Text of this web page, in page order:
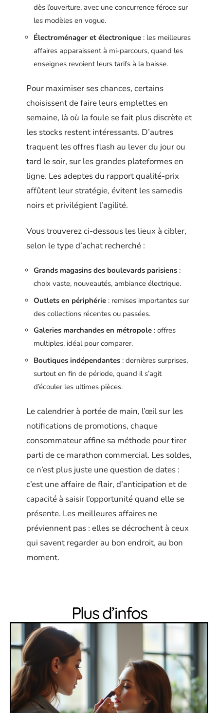
dès l’ouverture, avec une concurrence féroce sur
les modèles en vogue.
Électroménager et électronique : les meilleures
affaires apparaissent à mi-parcours, quand les
enseignes revoient leurs tarifs à la baisse.
Pour maximiser ses chances, certains
choisissent de faire leurs emplettes en
semaine, là où la foule se fait plus discrète et
les stocks restent intéressants. D’autres
traquent les offres flash au lever du jour ou
tard le soir, sur les grandes plateformes en
ligne. Les adeptes du rapport qualité-prix
affûtent leur stratégie, évitent les samedis
noirs et privilégient l’agilité.
Vous trouverez ci-dessous les lieux à cibler,
selon le type d’achat recherché :
Grands magasins des boulevards parisiens :
choix vaste, nouveautés, ambiance électrique.
Outlets en périphérie : remises importantes sur
des collections récentes ou passées.
Galeries marchandes en métropole : offres
multiples, idéal pour comparer.
Boutiques indépendantes : dernières surprises,
surtout en fin de période, quand il s’agit
d’écouler les ultimes pièces.
Le calendrier à portée de main, l’œil sur les
notifications de promotions, chaque
consommateur affine sa méthode pour tirer
parti de ce marathon commercial. Les soldes,
ce n’est plus juste une question de dates :
c’est une affaire de flair, d’anticipation et de
capacité à saisir l’opportunité quand elle se
présente. Les meilleures affaires ne
préviennent pas : elles se décrochent à ceux
qui savent regarder au bon endroit, au bon
moment.
Plus d’infos